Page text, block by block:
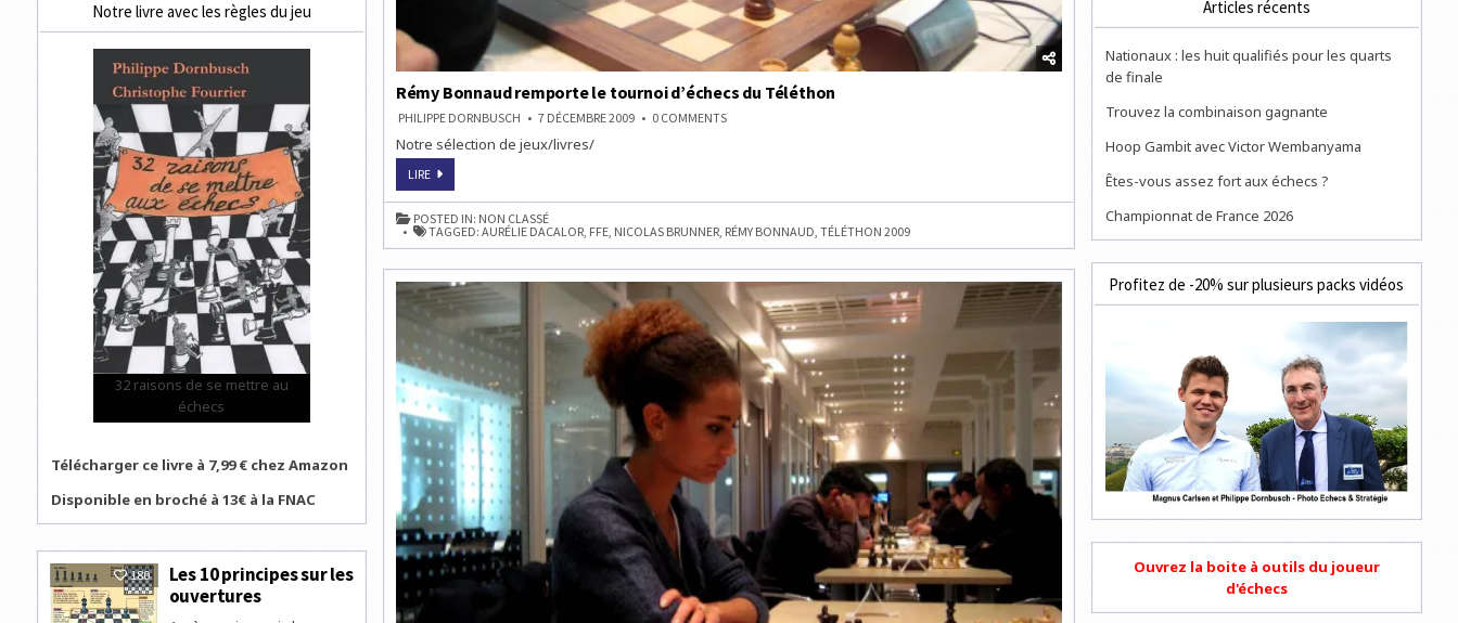
Rémy Bonnaud remporte le tournoi d’échecs du Téléthon
PHILIPPE DORNBUSCH 7 DÉCEMBRE 2009 0 COMMENTSON
DU
Notre sélection de jeux/livres/
LIRERÉMY
REMPORTE
LE
TOURNOI
D’ÉCHECS
DU
POSTED IN: NON CLASSÉ
TAGGED: AURÉLIE DACALOR, FFE, NICOLAS BRUNNER, RÉMY BONNAUD TÉLÉTHON 2009
Notre livre avec les règles du jeu
32 raisons de se mettre au
échecs
Télécharger ce livre à 7,99 € chez Amazon
Disponible en broché à 13€ à la FNAC
180
Les 10 principes sur les
ouvertures
Articles récents
Nationaux : les huit qualifiés pour les quarts
de finale
Trouvez la combinaison gagnante
Hoop Gambit avec Victor Wembanyama
Êtes-vous assez fort aux échecs ?
Championnat de France 2026
Profitez de -20% sur plusieurs packs vidéos
Ouvrez la boite à outils du joueur
d'échecs